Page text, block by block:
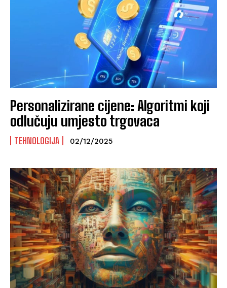
Personalizirane cijene: Algoritmi koji
odlučuju umjesto trgovaca
TEHNOLOGIJA 02/12/2025